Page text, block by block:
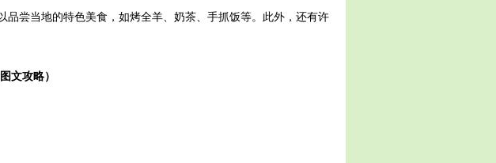
尝当地的特色美食，如烤全羊、奶茶、手抓饭等。此外，还有许
文攻略）